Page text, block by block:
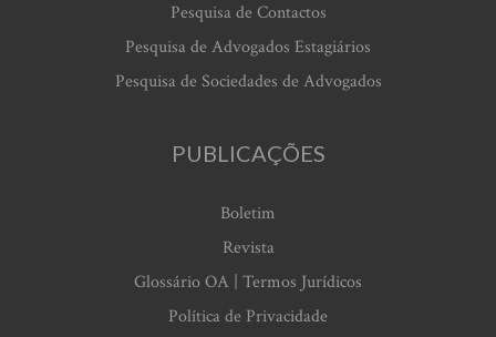
Pesquisa de Contactos
Pesquisa de Advogados Estagiários
Pesquisa de Sociedades de Advogados
PUBLICAÇÕES
Boletim
Revista
Glossário OA | Termos Jurídicos
Política de Privacidade